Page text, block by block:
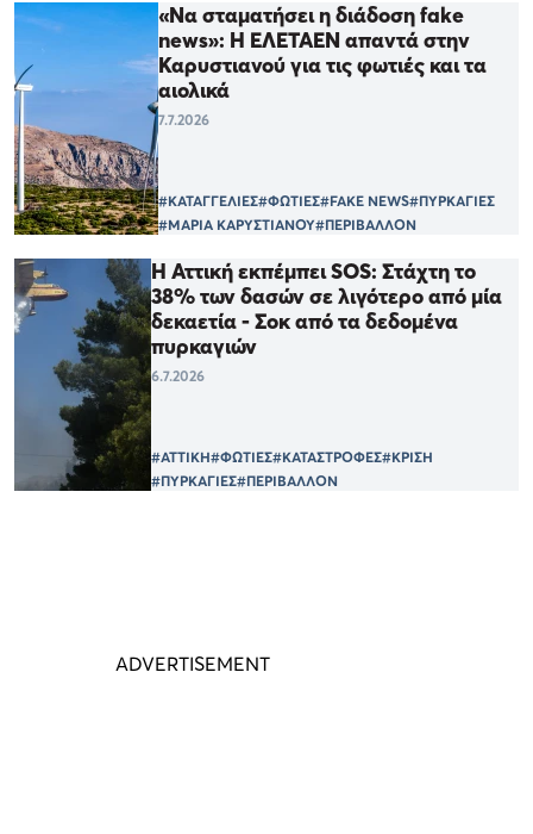
«Να σταματήσει η διάδοση fake
news»: Η ΕΛΕΤΑΕΝ απαντά στην
Καρυστιανού για τις φωτιές και τα
αιολικά
7.7.2026
#ΚΑΤΑΓΓΕΛΙΕΣ#ΦΩΤΙΕΣ#FAKE NEWS#ΠΥΡΚΑΓΙΕΣ
#ΜΑΡΙΑ ΚΑΡΥΣΤΙΑΝΟΥ#ΠΕΡΙΒΑΛΛΟΝ
Η Αττική εκπέμπει SOS: Στάχτη το
38% των δασών σε λιγότερο από μία
δεκαετία - Σοκ από τα δεδομένα
πυρκαγιών
6.7.2026
#ΑΤΤΙΚΗ#ΦΩΤΙΕΣ#ΚΑΤΑΣΤΡΟΦΕΣ#ΚΡΙΣΗ
#ΠΥΡΚΑΓΙΕΣ#ΠΕΡΙΒΑΛΛΟΝ